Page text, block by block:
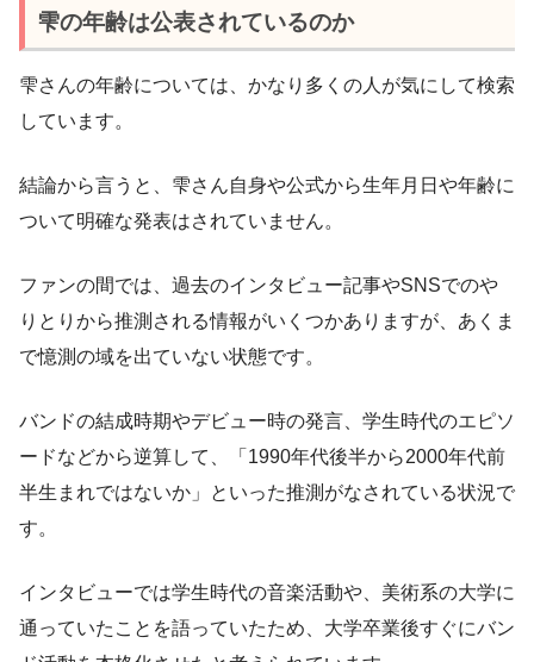
雫の年齢は公表されているのか
雫さんの年齢については、かなり多くの人が気にして検索
しています。
結論から言うと、雫さん自身や公式から生年月日や年齢に
ついて明確な発表はされていません。
ファンの間では、過去のインタビュー記事やSNSでのや
りとりから推測される情報がいくつかありますが、あくま
で憶測の域を出ていない状態です。
バンドの結成時期やデビュー時の発言、学生時代のエピソ
ードなどから逆算して、「1990年代後半から2000年代前
半生まれではないか」といった推測がなされている状況で
す。
インタビューでは学生時代の音楽活動や、美術系の大学に
通っていたことを語っていたため、大学卒業後すぐにバン